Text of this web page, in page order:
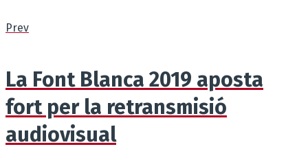
Prev
La Font Blanca 2019 aposta
fort per la retransmisió
audiovisual